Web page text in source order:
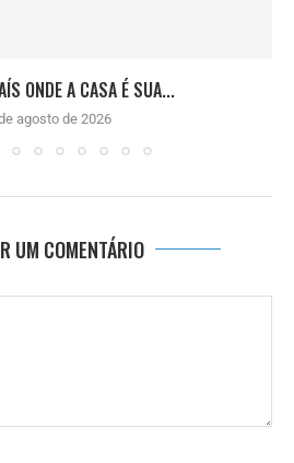
ONDE A CASA É SUA...
agosto de 2026
UM COMENTÁRIO